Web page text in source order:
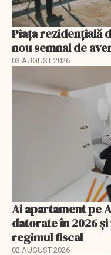
Piața rezidențială
nou semnal de
03 AUGUST 2026
Ai apartament pe
datorate în 2026
regimul fiscal
02 AUGUST 2026